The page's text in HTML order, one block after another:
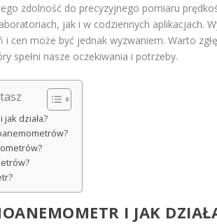
zdolność do precyzyjnego pomiaru
jak i w codziennych aplikacjach.
cen może być jednak wyzwaniem. Warto
spełni nasze oczekiwania i potrzeby.
działa?
I JAK